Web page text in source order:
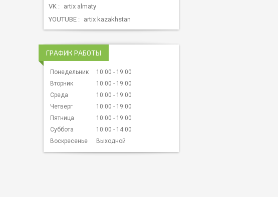
VK
artix almaty
YOUTUBE
artix kazakhstan
ГРАФИК РАБОТЫ
Понедельник 10:00
19:00
Вторник
10:00
19:00
Среда
10:00
19:00
Четверг
10:00
19:00
Пятница
10:00
19:00
Суббота
10:00
14:00
Воскресенье
Выходной